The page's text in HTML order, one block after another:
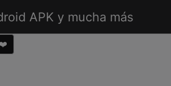
APK y mucha más